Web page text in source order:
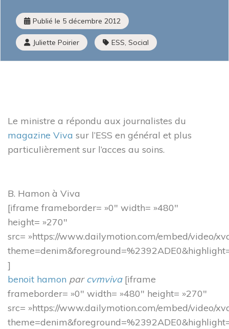
Publié le 5 décembre 2012
Juliette Poirier ESS, Social
Le ministre a répondu aux journalistes du
magazine Viva sur l’ESS en général et plus
particulièrement sur l’acces au soins.
B. Hamon à Viva
[iframe frameborder= »0″ width= »480″
height= »270″
src= »https://www.dailymotion.com/embed/video/
]
benoit hamon parcvmviva[iframe
frameborder= »0″ width= »480″ height= »270″
src= »https://www.dailymotion.com/embed/video/
Mois de l’ESS et Prix régional de l’ESS
La liste des entreprises de l’ESS
J’améliore mes pratiques
Presse
J’adapte mes activités
Mon parcours d’économie d’énergie
L’ESS actrice de la Transition Écologique et Énergétique
Adhésion à la CRESS
Se former
Emploi et stage
Dispositif local d’accompagnement
Presse
Divers